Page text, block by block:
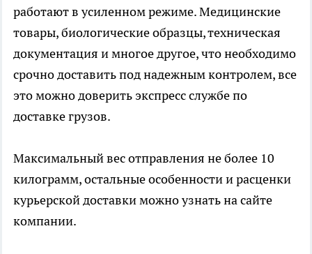
работают в усиленном режиме. Медицинские
товары, биологические образцы, техническая
документация и многое другое, что необходимо
срочно доставить под надежным контролем, все
это можно доверить экспресс службе по
доставке грузов.
Максимальный вес отправления не более 10
килограмм, остальные особенности и расценки
курьерской доставки можно узнать на сайте
компании.